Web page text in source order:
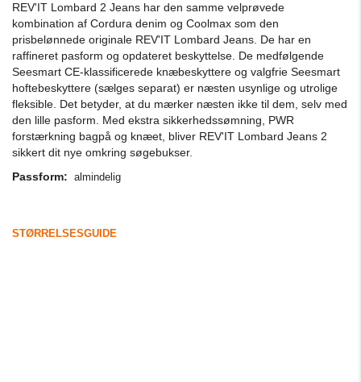
REV'IT Lombard 2 Jeans har den samme velprøvede
kombination af Cordura denim og Coolmax som den
prisbelønnede originale REV'IT Lombard Jeans. De har en
raffineret pasform og opdateret beskyttelse. De medfølgende
Seesmart CE-klassificerede knæbeskyttere og valgfrie Seesmart
hoftebeskyttere (sælges separat) er næsten usynlige og utrolige
fleksible. Det betyder, at du mærker næsten ikke til dem, selv med
den lille pasform. Med ekstra sikkerhedssømning, PWR
forstærkning bagpå og knæet, bliver REV'IT Lombard Jeans 2
sikkert dit nye omkring søgebukser.
Passform: almindelig
STØRRELSESGUIDE